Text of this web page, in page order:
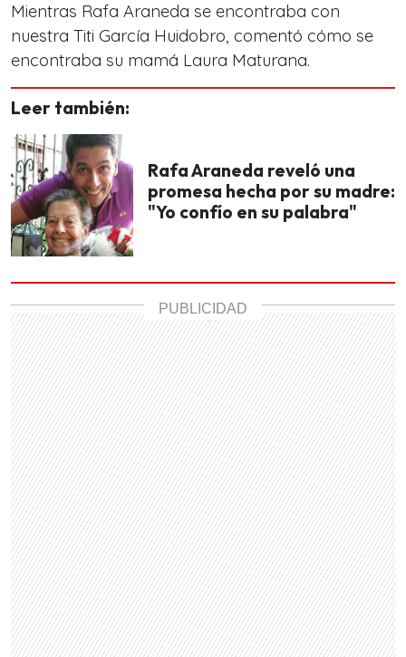
Mientras Rafa Araneda se encontraba con
nuestra Titi García Huidobro, comentó cómo se
encontraba su mamá Laura Maturana.
Leer también:
Rafa Araneda reveló una
promesa hecha por su madre:
"Yo confío en su palabra"